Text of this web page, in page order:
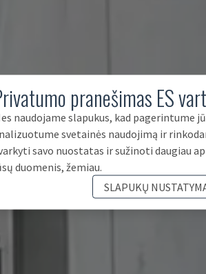
pranešimas ES
naudojame slapukus, kad pagerintume
svetainės naudojimą ir
savo nuostatas ir sužinoti daugiau
duomenis, žemiau.
SLAPUKŲ